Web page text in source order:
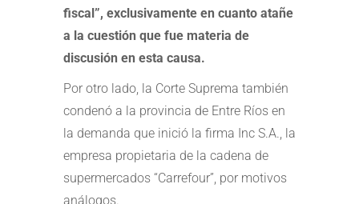
fiscal”, exclusivamente en cuanto atañe
a la cuestión que fue materia de
discusión en esta causa.
Por otro lado, la Corte Suprema también
condenó a la provincia de Entre Ríos en
la demanda que inició la firma Inc S.A., la
empresa propietaria de la cadena de
supermercados “Carrefour”, por motivos
análogos.